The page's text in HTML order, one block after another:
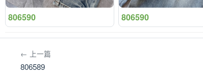
806590 806590
← 上一篇
806589